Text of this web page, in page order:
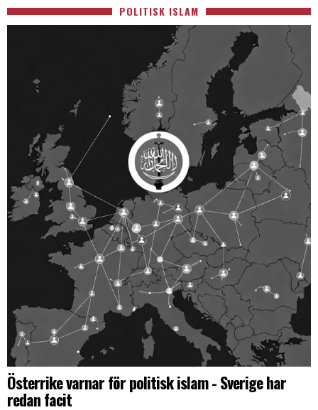
POLITISK ISLAM
Österrike varnar för politisk islam - Sverige har
redan facit